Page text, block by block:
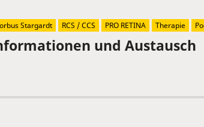
und Austausch
Stargardt RCS / CCS PRO RETINA Therapie